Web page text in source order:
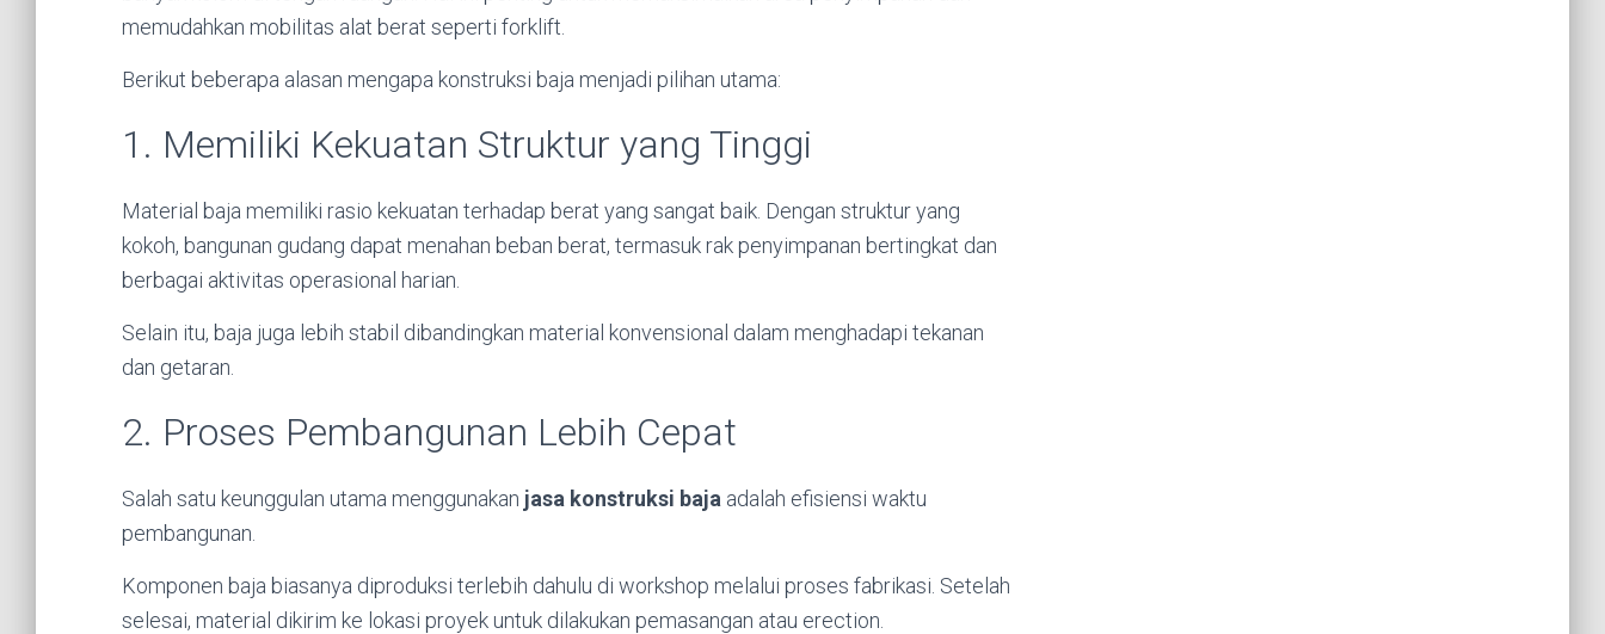
memudahkan mobilitas alat berat seperti forklift.
Berikut beberapa alasan mengapa konstruksi baja menjadi pilihan utama:
1. Memiliki Kekuatan Struktur yang Tinggi
Material baja memiliki rasio kekuatan terhadap berat yang sangat baik. Dengan struktur yang
kokoh, bangunan gudang dapat menahan beban berat, termasuk rak penyimpanan bertingkat dan
berbagai aktivitas operasional harian.
Selain itu, baja juga lebih stabil dibandingkan material konvensional dalam menghadapi tekanan
dan getaran.
2. Proses Pembangunan Lebih Cepat
Salah satu keunggulan utama menggunakan jasa konstruksi baja adalah efisiensi waktu
pembangunan.
Komponen baja biasanya diproduksi terlebih dahulu di workshop melalui proses fabrikasi. Setelah
selesai, material dikirim ke lokasi proyek untuk dilakukan pemasangan atau erection.